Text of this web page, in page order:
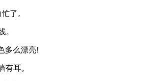
了。
。
多么漂亮!
有耳。